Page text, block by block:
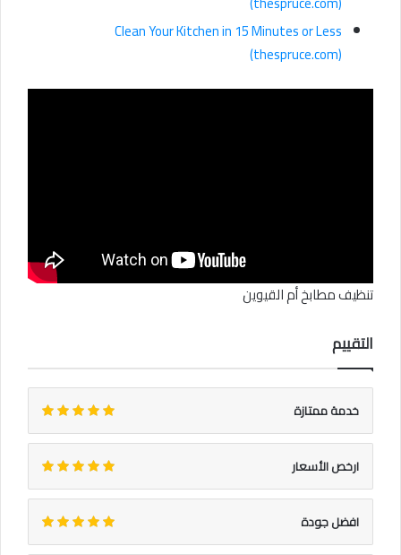
Clean Your Kitchen in 15 Minutes or Less
(thespruce.com)
تنظيف مطابخ أم القيوين
التقييم
خدمة ممتازة
ارخص الأسعار
افضل جودة